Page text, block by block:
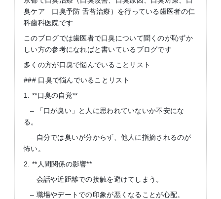
臭ケア 口臭予防 舌苔治療）を行っている歯医者の仁
科歯科医院です
このブログでは歯医者で口臭について聞くのが恥ずか
しい方の参考になればと書いているブログです
多くの方が口臭で悩んでいることリスト
### 口臭で悩んでいることリスト
1. **口臭の自覚**
– 「口が臭い」と人に思われていないか不安にな
る。
– 自分では臭いが分からず、他人に指摘されるのが
怖い。
2. **人間関係の影響**
– 会話や近距離での接触を避けてしまう。
– 職場やデートでの印象が悪くなることが心配。